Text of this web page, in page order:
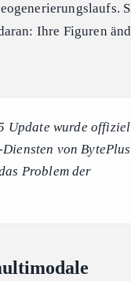
Ihre Figuren
Update wurde
von
Problem der